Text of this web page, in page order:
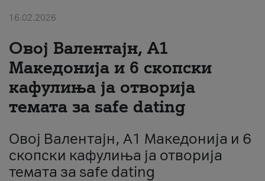
#ПодобарОнлајн
16.02.2026
Овој Валентајн, A1
Македонија и 6 скопски
кафулиња ја отворија
темата за safe dating
Овој Валентајн, A1 Македонија и 6
скопски кафулиња ја отворија
темата за safe dating